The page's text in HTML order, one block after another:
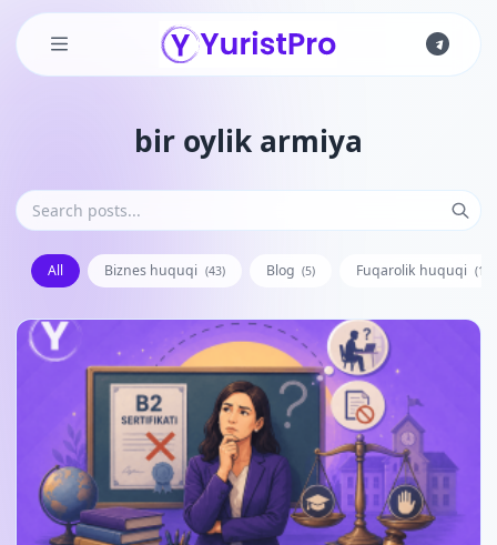
bir oylik armiya
All Biznes huquqi (43) Blog (5) Fuqarolik huquqi